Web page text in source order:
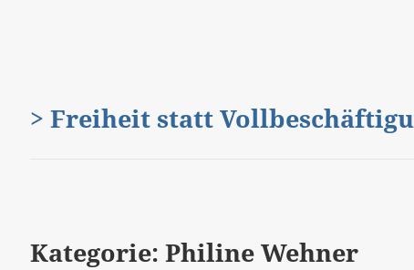
> Freiheit statt
Kategorie:Philine Wehner